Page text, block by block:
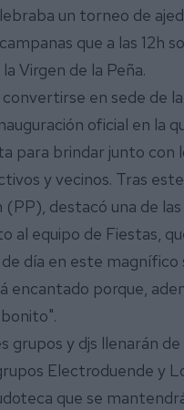
un torneo de
que a las 12h
Virgen de la Peña.
en sede de
oficial en la
para brindar junto con
y vecinos. Tras
destacó una de
al equipo de Fiestas,
día en este magnífico
encantado porque,
y djs llenarán de
Electroduende y
que se